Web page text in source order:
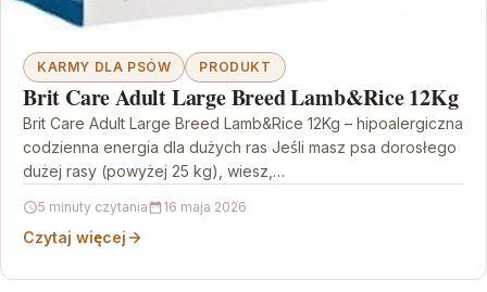
KARMY DLA PSÓW PRODUKT
Brit Care Adult Large Breed Lamb&Rice 12Kg
Brit Care Adult Large Breed Lamb&Rice 12Kg – hipoalergiczna
codzienna energia dla dużych ras Jeśli masz psa dorosłego
dużej rasy (powyżej 25 kg), wiesz,…
5 minuty czytania 16 maja 2026
Czytaj więcej